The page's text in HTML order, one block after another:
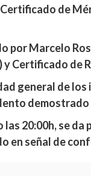
de
por Marcelo
Certificado de
general de
20:00h, se
en señal de